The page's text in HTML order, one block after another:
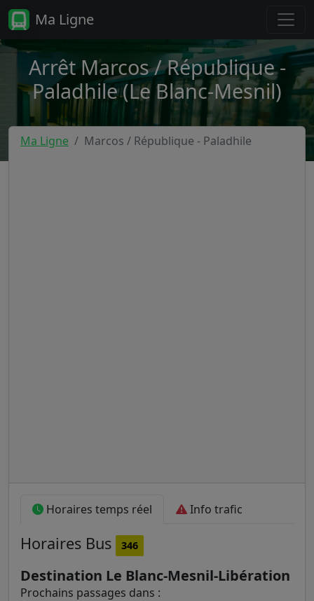
Ma Ligne
Arrêt Marcos / République -
Paladhile (Le Blanc-Mesnil)
Ma Ligne Marcos / République - Paladhile
Horaires temps réel Info trafic
Horaires Bus 346
Destination Le Blanc-Mesnil-Libération
Prochains passages dans :